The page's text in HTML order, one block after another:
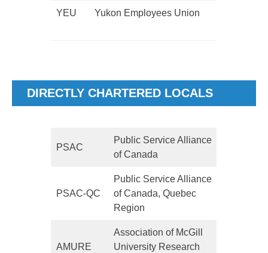
YEU Yukon Employees Union
DIRECTLY CHARTERED LOCALS
PSAC
Public Service Alliance
of Canada
PSAC-QC
Public Service Alliance
of Canada, Quebec
Region
AMURE
Association of McGill
University Research